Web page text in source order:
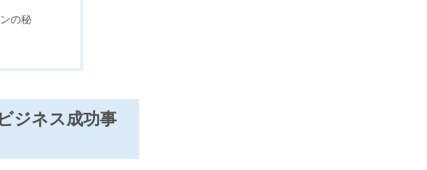
の秘
ジネス成功事